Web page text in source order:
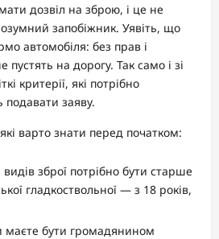
дозвіл на зброю, і це не
запобіжник. Уявіть, що
автомобіля: без прав і
пустять на дорогу. Так само і зі
критерії, які потрібно
подавати заяву.
варто знати перед початком:
видів зброї потрібно бути старше
гладкоствольної — з 18 років,
маєте бути громадянином